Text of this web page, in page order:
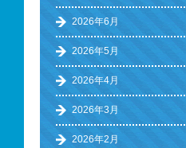
2026年6月
2026年5月
2026年4月
2026年3月
2026年2月